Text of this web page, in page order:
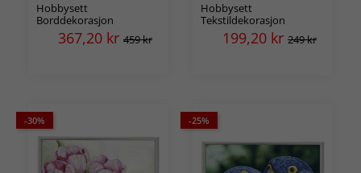
Hobbysett
Borddekorasjon
367,20 kr 459 kr
Hobbysett
Tekstildekorasjon
199,20 kr 249 kr
-30% -25%